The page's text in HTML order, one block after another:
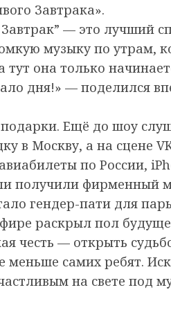
Завтрака».
— это лучший
музыку по утрам,
тут она только
дня!» — поделился
Ещё до шоу
в Москву, а на сцене
по России,
получили фирменный
гендер-пати для
раскрыл пол
честь — открыть
меньше самих ребят.
на свете под